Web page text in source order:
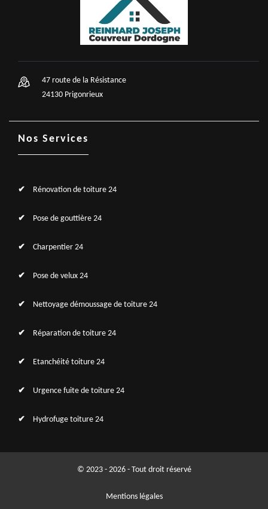
47 route de la Résistance
24130 Prigonrieux
Nos Services
Rénovation de toiture 24
Pose de gouttière 24
Charpentier 24
Pose de velux 24
Nettoyage démoussage de toiture 24
Réparation de toiture 24
Etanchéité toiture 24
Urgence fuite de toiture 24
Hydrofuge toiture 24
© 2023 - 2026 - Tout droit réservé
Mentions légales